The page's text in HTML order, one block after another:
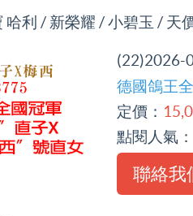
利 / 新榮耀 / 小碧玉 / 天
(22)2026-
德國鴿王
定價：
點閱人氣：
聯絡我